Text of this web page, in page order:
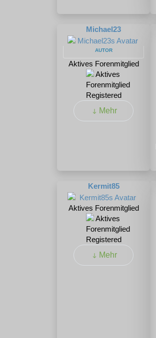
Michael23
AUTOR
Aktives Forenmitglied
Registered
Mehr
Kermit85
Aktives Forenmitglied
Registered
Mehr